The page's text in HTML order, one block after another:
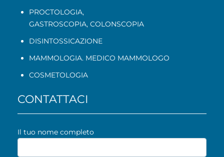
PROCTOLOGIA,
GASTROSCOPIA, COLONSCOPIA
DISINTOSSICAZIONE
MAMMOLOGIA. MEDICO MAMMOLOGO
COSMETOLOGIA
CONTATTACI
Il tuo nome completo